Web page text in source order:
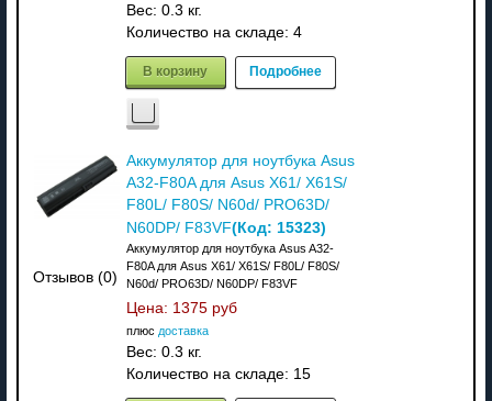
Вес: 0.3 кг.
Количество на складе: 4
В корзину Подробнее
Отзывов (0)
Аккумулятор для ноутбука Asus
A32-F80A для Asus X61/ X61S/
F80L/ F80S/ N60d/ PRO63D/
N60DP/ F83VF(Код: 15323)
Аккумулятор для ноутбука Asus A32-
F80A для Asus X61/ X61S/ F80L/ F80S/
N60d/ PRO63D/ N60DP/ F83VF
Цена: 1375 руб
плюс доставка
Вес: 0.3 кг.
Количество на складе: 15